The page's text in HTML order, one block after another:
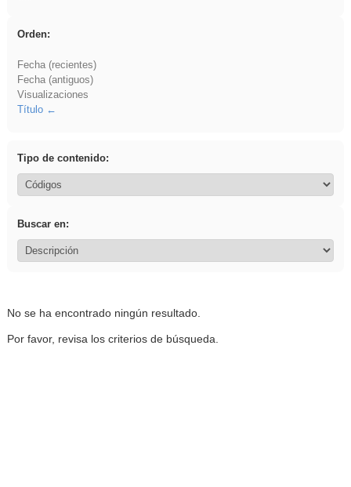
Orden:
Fecha (recientes)
Fecha (antiguos)
Visualizaciones
Título
Tipo de contenido:
Buscar en:
No se ha encontrado ningún resultado.
Por favor, revisa los criterios de búsqueda.